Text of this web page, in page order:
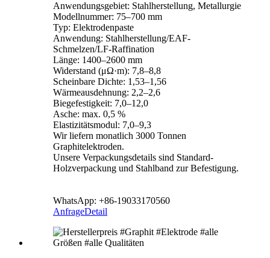
Anwendungsgebiet: Stahlherstellung, Metallurgie
Modellnummer: 75–700 mm
Typ: Elektrodenpaste
Anwendung: Stahlherstellung/EAF-
Schmelzen/LF-Raffination
Länge: 1400–2600 mm
Widerstand (μΩ·m): 7,8–8,8
Scheinbare Dichte: 1,53–1,56
Wärmeausdehnung: 2,2–2,6
Biegefestigkeit: 7,0–12,0
Asche: max. 0,5 %
Elastizitätsmodul: 7,0–9,3
Wir liefern monatlich 3000 Tonnen
Graphitelektroden.
Unsere Verpackungsdetails sind Standard-
Holzverpackung und Stahlband zur Befestigung.
WhatsApp: +86-19033170560
AnfrageDetail